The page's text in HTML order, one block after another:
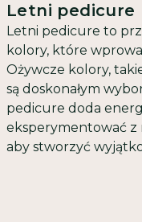
Letni pedicure
Letni pedicure to
kolory, które
Ożywcze kolory,
są doskonałym
pedicure doda
eksperymentować z
aby stworzyć